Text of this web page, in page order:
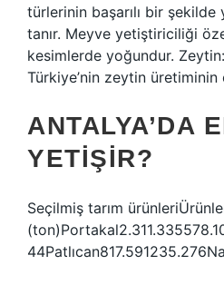
türlerinin başarılı bir
tanır. Meyve yetiştiriciliği
kesimlerde yoğundur.
Türkiye’nin zeytin üretiminin
ANTALYA’DA
YETIŞIR?
Seçilmiş tarım